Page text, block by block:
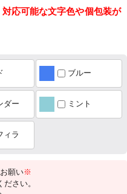
応可能な文字色や個包装が
ブルー
ダー ミント
ィラ
願い※
さい。